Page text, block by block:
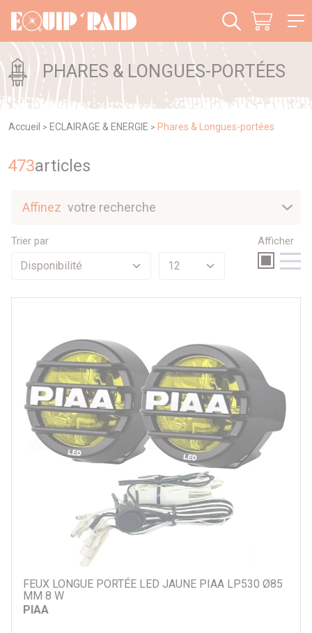
PHARES & LONGUES-PORTÉES
Accueil > ECLAIRAGE & ENERGIE > Phares & Longues-portées
473articles
Trier par Afficher
FEUX LONGUE PORTÉE LED JAUNE PIAA LP530 Ø85
MM 8 W
PIAA
Affinez votre recherche
Promotions
Accessoires montage longues-portées
Feux de travail
Phares et longues-portées
Par prix
Par marque
Alu Cab
Lazer
Lumidrive
Panneau de gestion des cookies